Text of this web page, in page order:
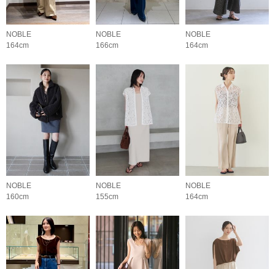
NOBLE
164cm
NOBLE
166cm
NOBLE
164cm
NOBLE
160cm
NOBLE
155cm
NOBLE
164cm